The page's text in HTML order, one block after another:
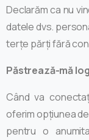
Declarăm ca nu
datele dvs.
terțe părți fără
Păstrează-mă
Când va
oferim opțiunea
pentru o